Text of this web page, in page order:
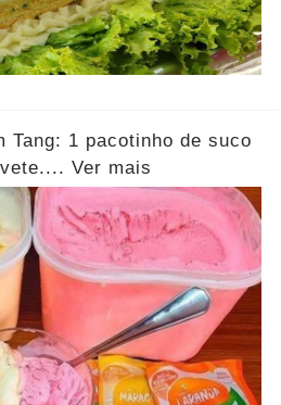
Tang: 1 pacotinho de suco
Ver mais